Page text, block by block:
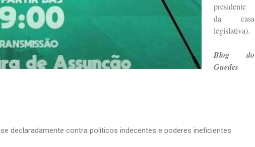
presidente
da casa
legislativa).
Blog do
Guedes
declaradamente contra políticos indecentes e poderes ineficientes.